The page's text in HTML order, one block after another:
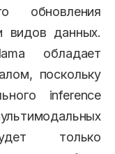
обновления
видов данных.
обладает
поскольку
inference
только